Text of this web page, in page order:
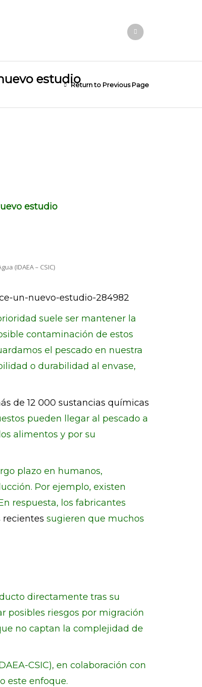
estudioReturn to Previous Page
estudio
(IDAEA – CSIC)
un-nuevo-estudio-284982
suele ser mantener la
contaminación de estos
el pescado en nuestra
o durabilidad al envase,
de 12 000 sustancias químicas
pueden llegar al pescado a
alimentos y por su
plazo en humanos,
Por ejemplo, existen
respuesta, los fabricantes
recientes sugieren que muchos
directamente tras su
posibles riesgos por migración
no captan la complejidad de
CSIC), en colaboración con
este enfoque.